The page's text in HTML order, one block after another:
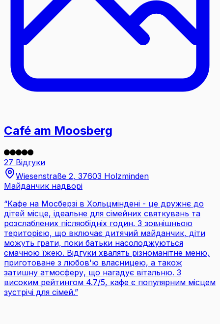
Café am Moosberg
27 Відгуки
Wiesenstraße 2, 37603 Holzminden
Майданчик надворі
“Кафе на Мосберзі в Хольцміндені - це дружнє до
дітей місце, ідеальне для сімейних святкувань та
розслаблених післяобідніх годин. З зовнішньою
територією, що включає дитячий майданчик, діти
можуть грати, поки батьки насолоджуються
смачною їжею. Відгуки хвалять різноманітне меню,
приготоване з любов'ю власницею, а також
затишну атмосферу, що нагадує вітальню. З
високим рейтингом 4.7/5, кафе є популярним місцем
зустрічі для сімей.”